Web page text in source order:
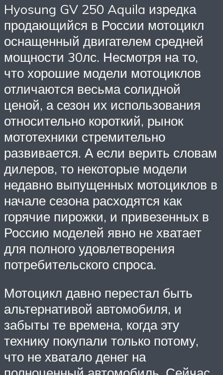
Hyosung GV 250 Aquila изредка
продающийся в России мотоцикл
оснащенный двигателем средней
мощности 30лс. Несмотря на то,
что хорошие модели мотоциклов
отличаются весьма солидной
ценой, а сезон их использования
относительно короткий, рынок
мототехники стремительно
развивается. А если верить словам
дилеров, то некоторые модели
недавно выпущенных мотоциклов в
начале сезона расходятся как
горячие пирожки, и привезенных в
Россию моделей явно не хватает
для полного удовлетворения
потребительского спроса.
Мотоцикл давно перестал быть
альтернативой автомобиля, и
забыты те времена, когда эту
технику покупали только потому,
что не хватало денег на